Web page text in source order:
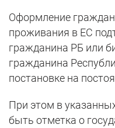
Оформление
проживания в ЕС
гражданина РБ или
гражданина
постановке на
При этом в
быть отметка о